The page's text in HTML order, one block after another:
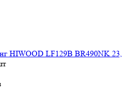
HIWOOD LF129B BR490NK